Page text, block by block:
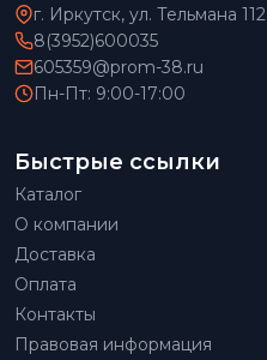
г. Иркутск, ул. Тельмана 112
8(3952)600035
605359@prom-38.ru
Пн-Пт: 9:00-17:00
Быстрые ссылки
Каталог
О компании
Доставка
Оплата
Контакты
Правовая информация